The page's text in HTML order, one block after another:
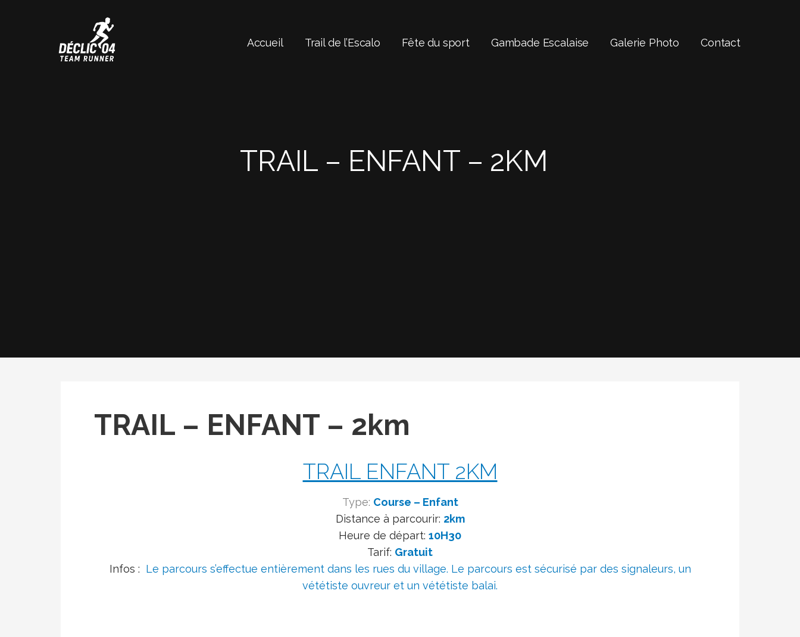
Accueil Trail de l’Escalo Fête du sport Gambade Escalaise Galerie Photo Contact
TRAIL – ENFANT – 2KM
TRAIL – ENFANT – 2km
TRAIL ENFANT 2KM
Type: Course – Enfant
Distance à parcourir: 2km
Heure de départ: 10H30
Tarif: Gratuit
Infos : Le parcours s’effectue entièrement dans les rues du village. Le parcours est sécurisé par des signaleurs, un
vététiste ouvreur et un vététiste balai.